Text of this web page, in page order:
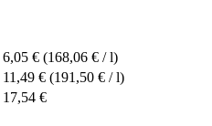
6,05 € (168,06 € / l)
11,49 € (191,50 € / l)
17,54 €